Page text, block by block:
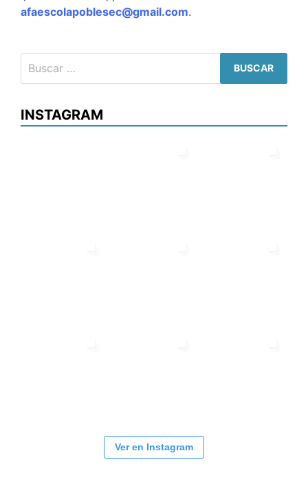
afaescolapoblesec@gmail.com.
INSTAGRAM
Ver en Instagram